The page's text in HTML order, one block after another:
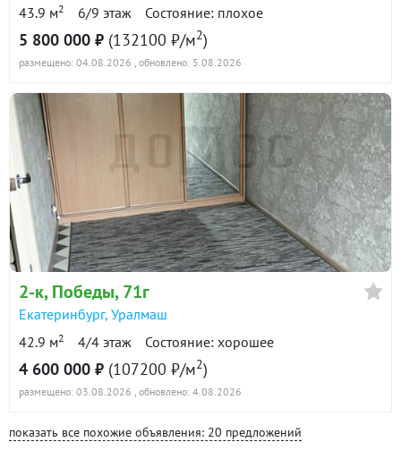
43.9 м2 6/9 этаж Состояние: плохое
5 800 000 ₽ (132100 ₽/м2)
размещено: 04.08.2026 , обновлено: 5.08.2026
2-к, Победы, 71г
Екатеринбург, Уралмаш
42.9 м2 4/4 этаж Состояние: хорошее
4 600 000 ₽ (107200 ₽/м2)
размещено: 03.08.2026 , обновлено: 4.08.2026
показать все похожие объявления: 20 предложений